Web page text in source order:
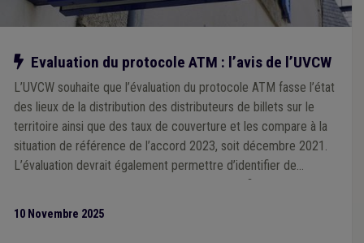
Notre action
Evaluation du protocole ATM : l’avis de l’UVCW
L’UVCW souhaite que l’évaluation du protocole ATM fasse l’état
des lieux de la distribution des distributeurs de billets sur le
territoire ainsi que des taux de couverture et les compare à la
situation de référence de l’accord 2023, soit décembre 2021.
L’évaluation devrait également permettre d’identifier de
manière objective les zones mal desservies afin de pouvoir
10 Novembre 2025